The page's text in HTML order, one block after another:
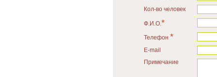
Кол-во человек
Ф.И.О.*
Телефон *
E-mail
Примечание